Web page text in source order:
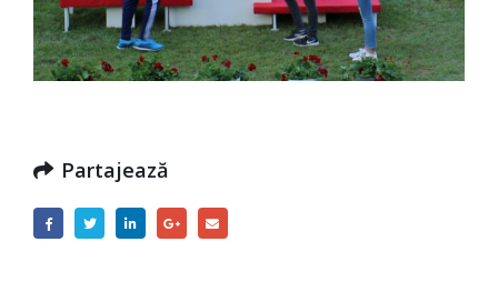
Partajează